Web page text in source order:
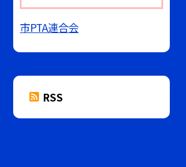
市PTA連合会
RSS